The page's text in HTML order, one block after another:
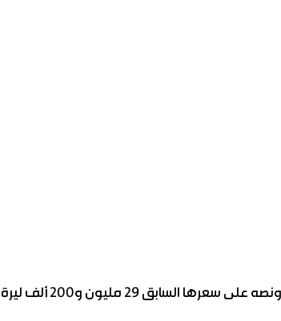
و200 ألف ليرة، والليرة الذهبية بـ 6 مليون 740 ألف ليرة.